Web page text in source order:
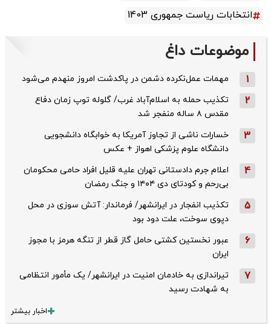
انتخابات ریاست جمهوری 1403
موضوعات داغ
1 مهمات عمل‌نکرده دشمن در پاکدشت امروز منهدم می‌شود
2
تکذیب حمله به اسلام‌آباد غرب/ گلوله توپ زمان دفاع
مقدس ۸ ساله منفجر شد
3
خسارات ناشی از تجاوز آمریکا به خوابگاه دانشجویی
دانشگاه علوم پزشکی اهواز + عکس
4
اعلام جرم دادستانی تهران علیه قلیل افراد حامی محکومان
بی‌رحم و کودتای دی‌ ۱۴۰۴ و جنگ رمضان
5
تکذیب ‌انفجار در ایرانشهر/ فرماندار: آتش سوزی در محل
دپوی سوخت، علت دود بود
6
عبور نخستین کشتی حامل گاز قطر از تنگه هرمز با مجوز
ایران
7
تیراندازی به خادمان امنیت در ایرانشهر/ یک مأمور انتظامی
به شهادت رسید
اخبار بیشتر